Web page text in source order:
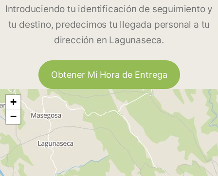
Introduciendo tu identificación de seguimiento y
tu destino, predecimos tu llegada personal a tu
dirección en Lagunaseca.
Obtener Mi Hora de Entrega
+
−